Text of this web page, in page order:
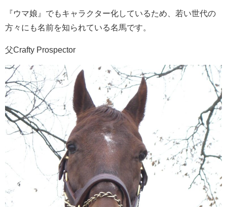
『ウマ娘』でもキャラクター化しているため、若い世代の
方々にも名前を知られている名馬です。
父Crafty Prospector